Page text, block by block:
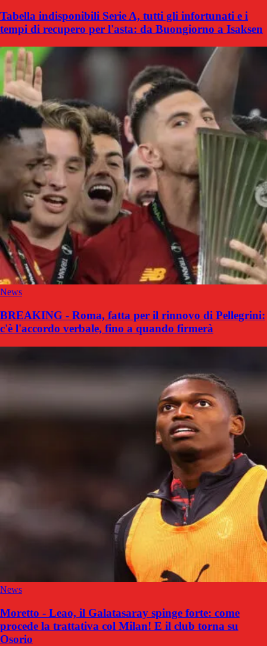
Tabella indisponibili Serie A, tutti gli infortunati e i
tempi di recupero per l'asta: da Buongiorno a Isaksen
News
BREAKING - Roma, fatta per il rinnovo di Pellegrini:
c'è l'accordo verbale, fino a quando firmerà
News
Moretto - Leao, il Galatasaray spinge forte: come
procede la trattativa col Milan! E il club torna su
Osorio